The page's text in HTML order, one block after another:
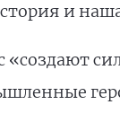
и
«создают